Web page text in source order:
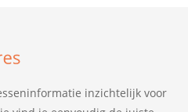
inzichtelijk voor